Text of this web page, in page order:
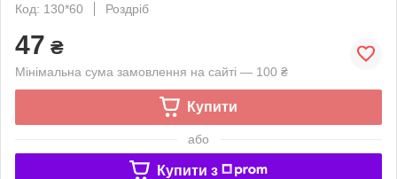
Код: 130*60
Роздріб
47 ₴
Мінімальна сума замовлення на сайті — 100 ₴
Купити
або
Купити з